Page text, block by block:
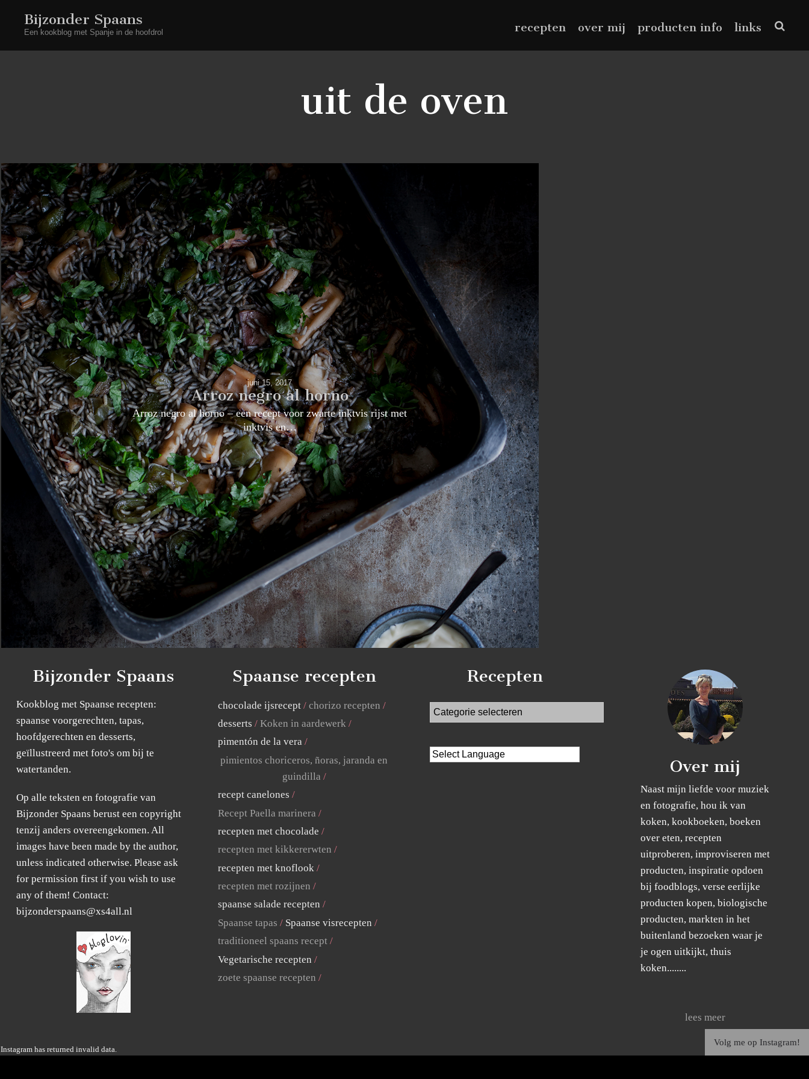
Bijzonder Spaans
Een kookblog met Spanje in de hoofdrol recepten over mij producten info links
uit de oven
juni 15, 2017
Arroz negro al horno
Arroz negro al horno – een recept voor zwarte inktvis rijst met
inktvis en…
Bijzonder Spaans
Kookblog met Spaanse recepten:
spaanse voorgerechten, tapas,
hoofdgerechten en desserts,
geïllustreerd met foto's om bij te
watertanden.
Op alle teksten en fotografie van
Bijzonder Spaans berust een copyright
tenzij anders overeengekomen. All
images have been made by the author,
unless indicated otherwise. Please ask
for permission first if you wish to use
any of them! Contact:
bijzonderspaans@xs4all.nl
Spaanse recepten
chocolade ijsrecept
chorizo recepten
desserts
Koken in aardewerk
pimentón de la vera
pimientos choriceros, ñoras, jaranda en
guindilla
recept canelones
Recept Paella marinera
recepten met chocolade
recepten met kikkererwten
recepten met knoflook
recepten met rozijnen
spaanse salade recepten
Spaanse tapas
Spaanse visrecepten
traditioneel spaans recept
Vegetarische recepten
zoete spaanse recepten
Recepten
Over mij
Naast mijn liefde voor muziek
en fotografie, hou ik van
koken, kookboeken, boeken
over eten, recepten
uitproberen, improviseren met
producten, inspiratie opdoen
bij foodblogs, verse eerlijke
producten kopen, biologische
producten, markten in het
buitenland bezoeken waar je
je ogen uitkijkt, thuis
koken........
lees meer
Instagram has returned invalid data.
Volg me op Instagram!